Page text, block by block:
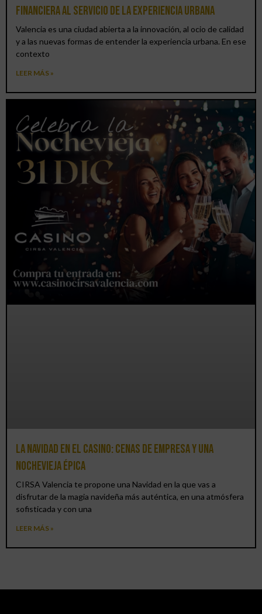
financiera al servicio de la experiencia urbana
Valencia es una ciudad abierta a la innovación, al ocio de calidad
y a las nuevas formas de entender la experiencia urbana. En ese
contexto
LEER MÁS »
La Navidad en el Casino: cenas de empresa y una
Nochevieja épica
CIRSA Valencia te propone una Navidad en la que vas a
disfrutar de la magia navideña más auténtica, en una atmósfera
sofisticada y con una
LEER MÁS »